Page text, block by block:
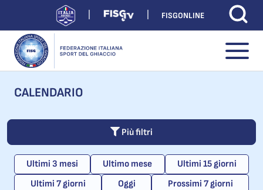
FISGONLINE
CALENDARIO
Più filtri
Ultimi 3 mesi Ultimo mese
Ultimi 15 giorni
Ultimi 7 giorni
Oggi
Prossimi 7 giorni